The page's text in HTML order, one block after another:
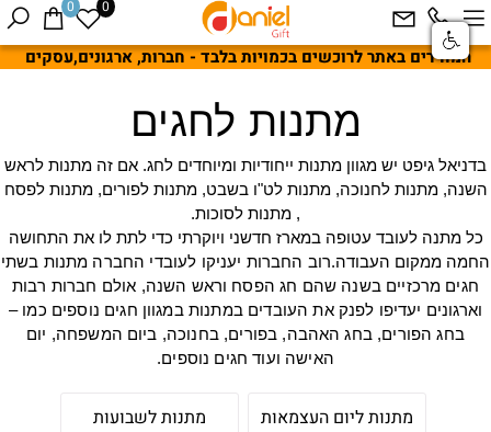
המחירים באתר לרוכשים בכמויות בלבד - חברות, ארגונים,עסקים
0 0
מתנות לחגים
בדניאל גיפט יש מגוון מתנות ייחודיות ומיוחדים לחג. אם זה מתנות לראש
השנה, מתנות לחנוכה, מתנות לט"ו בשבט, מתנות לפורים, מתנות לפסח
, מתנות לסוכות.
כל מתנה לעובד עטופה במארז חדשני ויוקרתי כדי לתת לו את התחושה
החמה ממקום העבודה.רוב החברות יעניקו לעובדי החברה מתנות בשתי
חגים מרכזיים בשנה שהם חג הפסח וראש השנה, אולם חברות רבות
וארגונים יעדיפו לפנק את העובדים במתנות במגוון חגים נוספים כמו –
בחג הפורים, בחג האהבה, בפורים, בחנוכה, ביום המשפחה, יום
האישה ועוד חגים נוספים.
מתנות ליום העצמאות מתנות לשבועות